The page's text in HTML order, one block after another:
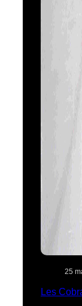
25
Les